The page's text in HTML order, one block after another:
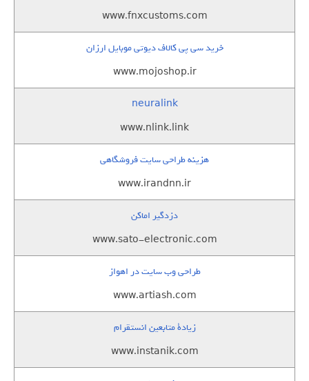
www.fnxcustoms.com
خرید سی پی کالاف دیوتی موبایل ارزان
www.mojoshop.ir
neuralink
www.nlink.link
هزینه طراحی سایت فروشگاهی
www.irandnn.ir
دزدگیر اماکن
www.sato-electronic.com
طراحی وب سایت در اهواز
www.artiash.com
زيادة متابعين انستقرام
www.instanik.com